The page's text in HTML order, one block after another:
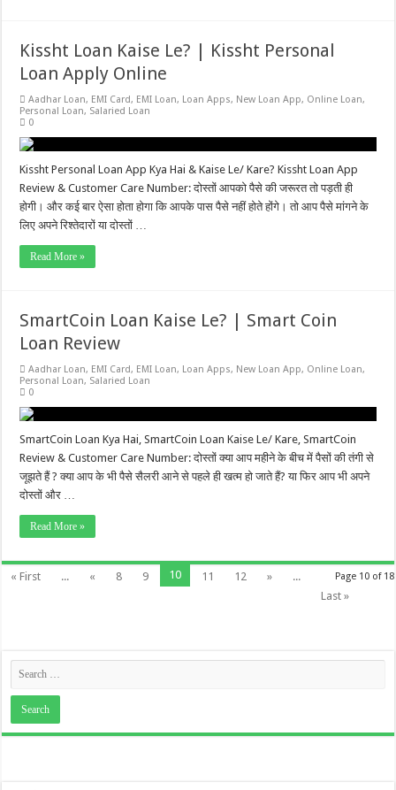
Kissht Loan Kaise Le? | Kissht Personal
Loan Apply Online
Aadhar Loan, EMI Card, EMI Loan, Loan Apps, New Loan App, Online Loan,
Personal Loan, Salaried Loan
0
Kissht Personal Loan App Kya Hai & Kaise Le/ Kare? Kissht Loan App
Review & Customer Care Number: दोस्तों आपको पैसे की जरूरत तो पड़ती ही
होगी। और कई बार ऐसा होता होगा कि आपके पास पैसे नहीं होते होंगे। तो आप पैसे मांगने के
लिए अपने रिश्तेदारों या दोस्तों …
Read More »
SmartCoin Loan Kaise Le? | Smart Coin
Loan Review
Aadhar Loan, EMI Card, EMI Loan, Loan Apps, New Loan App, Online Loan,
Personal Loan, Salaried Loan
0
SmartCoin Loan Kya Hai, SmartCoin Loan Kaise Le/ Kare, SmartCoin
Review & Customer Care Number: दोस्तों क्या आप महीने के बीच में पैसों की तंगी से
जूझते हैं ? क्या आप के भी पैसे सैलरी आने से पहले ही खत्म हो जाते हैं? या फिर आप भी अपने
दोस्तों और …
Read More »
Page 10 of 18
« First ... « 8 9 10 11 12 »
...
Last »